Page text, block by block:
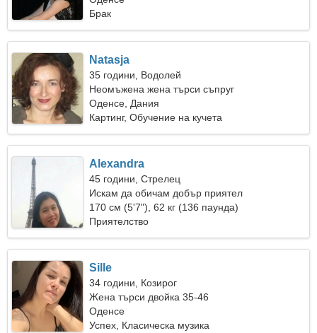
Брак
Natasja
35 години, Водолей
Неомъжена жена търси съпруг
Оденсе, Дания
Картинг, Обучение на кучета
Alexandra
45 години, Стрелец
Искам да обичам добър приятел
170 см (5'7"), 62 кг (136 паунда)
Приятелство
Sille
34 години, Козирог
Жена търси двойка 35-46
Оденсе
Успех, Класическа музика